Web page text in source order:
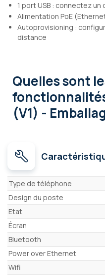
1 port USB : connectez
Alimentation PoE
Autoprovisioning :
distance
Quelles sont
(V1) -
Caractéristiques
Type de téléphone
Design du poste
Etat
Écran
Bluetooth
Power over Ethernet
Wifi